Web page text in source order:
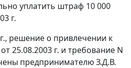
уплатить штраф 10 000
г.
решение о привлечении к
25.08.2003 г. и требование N
предпринимателю З.Д.В.